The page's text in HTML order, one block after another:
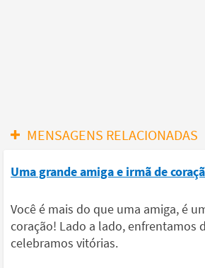
MENSAGENS RELACIONADAS
Uma grande amiga e irmã de
Você é mais do que uma amiga, é
coração! Lado a lado, enfrentamos
celebramos vitórias.